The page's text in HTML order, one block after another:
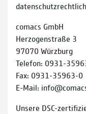
comacs GmbH
Herzogenstraße 3
97070 Würzburg
Telefon: 0931-
Fax: 0931-35963-0
E-Mail:
Unsere DSC-